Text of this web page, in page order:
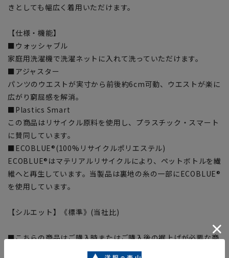
きとしても幅広く着用いただけます。
【仕様・機能】
■ウォッシャブル
家庭用洗濯機で洗濯ネットに入れて洗っていただけます。
■アジャスター
パンツのウエストが実寸から前後約6cm可動、ウエストが楽に
広がり窮屈感を解消。
■Plastics Smart
この商品はリサイクル原料を使用し、プラスチック・スマート
に賛同しています。
■ECOBLUE®(100%リサイクルポリエステル)
ECOBLUE®はマテリアルリサイクルにより、ペットボトルを繊
維へと再生しています。当製品は裏地の糸の一部にECOBLUE®
を使用しています。
【シルエット】《標準》(当社比)
■こちらの商品はご購入時またはご購入後の裾上げが必要な商
品となります。裾上げテープは当サイトでご購入いただけま